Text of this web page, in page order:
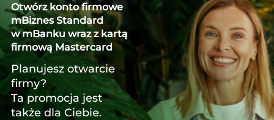
Otwórz konto firmowe
mBiznes Standard
w mBanku wraz z kartą
firmową Mastercard
Planujesz otwarcie
firmy?
Ta promocja jest
także dla Ciebie.